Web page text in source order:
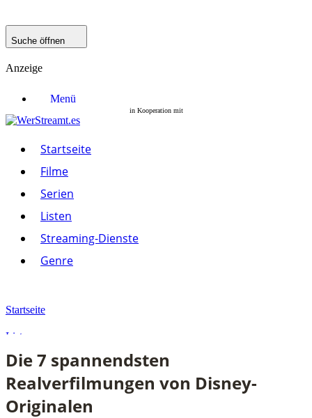
Suche öffnen
Anzeige
Menü
Startseite
Serien
Streaming-Dienste
Paramount+
Netflix
Alle anzeigen
Startseite
Filme
Serien
Listen
Streaming-Dienste
Genre
Startseite
Listen
Die 7 spannendsten Realverfilmungen von Disney-Originalen
Die 7 spannendsten
Realverfilmungen von Disney-
Originalen